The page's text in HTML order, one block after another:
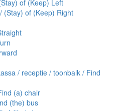
of (Keep) Left
(Stay) of (Keep) Right
/ receptie / toonbalk / Find
(a) chair
(the) bus